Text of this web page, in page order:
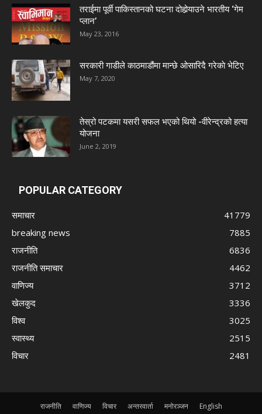
तराईमा पूर्वी पाकिस्तानको घटना दोहोर्‍याउने भारतीय ‘गेम
प्लान’
May 23, 2016
सरकारी गाडीले काठमाडौंमा मान्छे ओसारिदै गरेकाे भेटिए
May 7, 2020
तेस्रो पटकमा यसरी सफल भएको थियो -वीरेन्द्रको हत्या
योजना
June 2, 2019
POPULAR CATEGORY
समाचार
41779
breaking news
7885
राजनीति
6836
राजनीति समाचार
4462
वाणिज्य
3712
खेलकुद
3336
विश्व
3025
स्वास्थ्य
2515
विचार
2481
राजनीति वाणिज्य विचार अन्तरवार्ता मनोरञ्जन English